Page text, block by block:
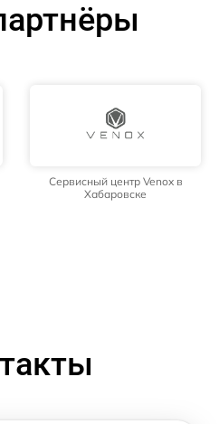
Сервисный центр Venox в
Хабаровске